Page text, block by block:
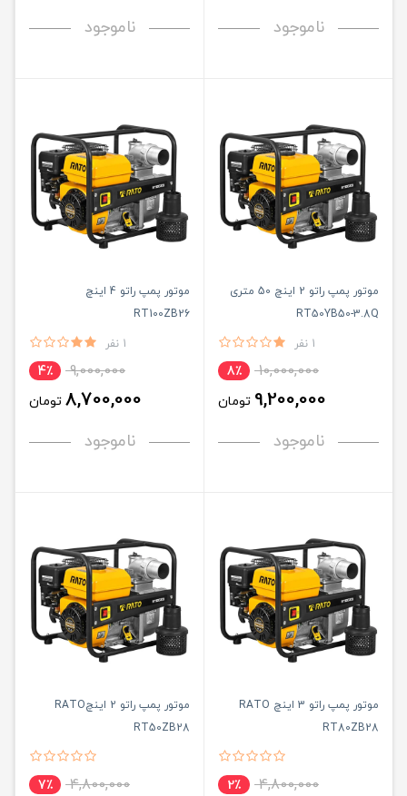
ناموجود ناموجود
موتور پمپ راتو 2 اینچ 50 متری
RT50YB50-3.8Q
1 نفر
10,000,000 8٪
9,200,000 تومان
ناموجود
موتور پمپ راتو 4 اینچ
RT100ZB26
1 نفر
9,000,000 4٪
8,700,000 تومان
ناموجود
موتور پمپ راتو 3 اینچ RATO
RT80ZB28
4,800,000 2٪
موتور پمپ راتو 2 اینچRATO
RT50ZB28
4,800,000 7٪